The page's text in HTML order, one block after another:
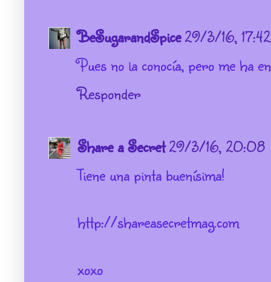
BeSugarandSpice29/3/16, 17:42
Pues no la conocía, pero me ha
Responder
Share a Secret29/3/16, 20:08
Tiene una pinta buenísima!
http://shareasecretmag.com
xoxo